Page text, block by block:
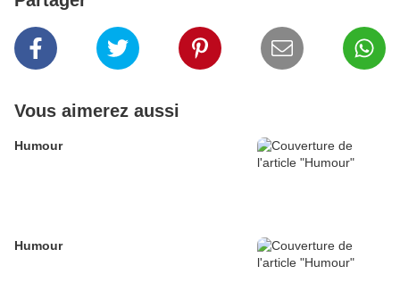
Vous aimerez aussi
Humour
Humour